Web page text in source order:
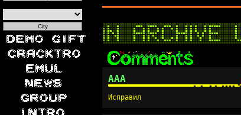
AAA
Исправил